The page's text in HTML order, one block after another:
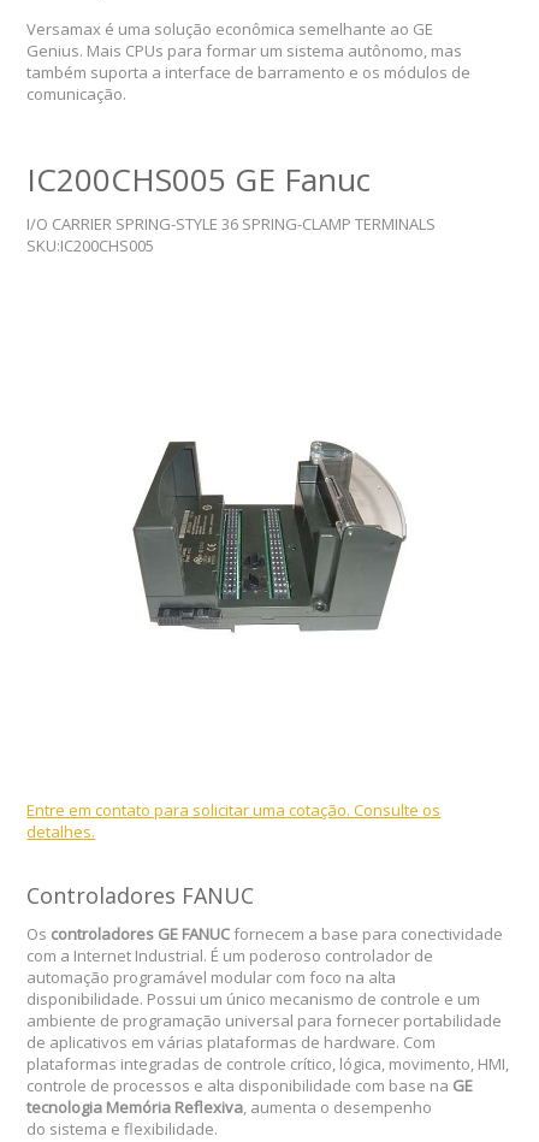
Versamax é uma solução econômica semelhante ao GE
Genius. Mais CPUs para formar um sistema autônomo, mas
também suporta a interface de barramento e os módulos de
comunicação.
IC200CHS005 GE Fanuc
I/O CARRIER SPRING-STYLE 36 SPRING-CLAMP TERMINALS
SKU:IC200CHS005
Entre em contato para solicitar uma cotação. Consulte os
detalhes.
Controladores FANUC
Os controladores GE FANUCfornecem a base para conectividade
com a Internet Industrial. É um poderoso controlador de
automação programável modular com foco na alta
disponibilidade. Possui um único mecanismo de controle e um
ambiente de programação universal para fornecer portabilidade
de aplicativos em várias plataformas de hardware. Com
plataformas integradas de controle crítico, lógica, movimento, HMI,
controle de processos e alta disponibilidade com base na GE
tecnologia Memória Reflexiva, aumenta o desempenho
do sistema e flexibilidade.